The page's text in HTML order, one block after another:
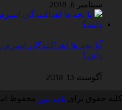
سپتامبر 6, 2018
آیا بچه ها اهداکنندگان
دانند؟
آگوست 13, 2018
کلیه حقوق برای تاپ نیوز
محفوظ